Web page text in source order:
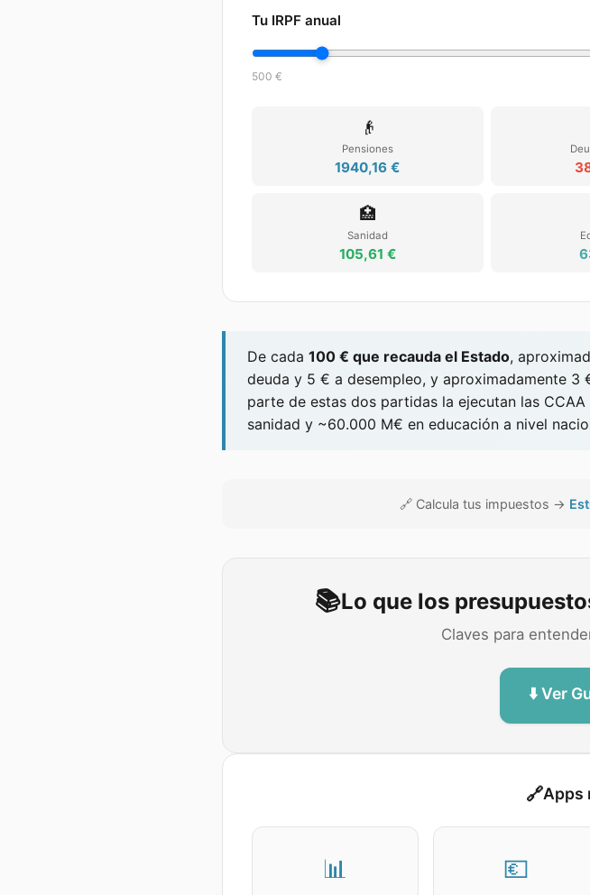
Tu IRPF anual
500 €
👴
Pensiones
1940,16 €
🏥
Sanidad
105,61 €
De cada 100 € que recauda el Estado,
deuda y 5 € a desempleo, y aproximadamente 3
parte de estas dos partidas la ejecutan las
sanidad y ~60.000 M€ en educación a nivel
🔗Calcula tus impuestos →
📚Lo que los
Claves para
⬇️ Ver
🔗Apps
📊 💶